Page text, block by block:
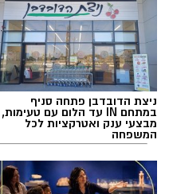
ניצת הדובדבן פתחה סניף
במתחם IN עד הלום עם טעימות,
מבצעי ענק ואטרקציות לכל
המשפחה